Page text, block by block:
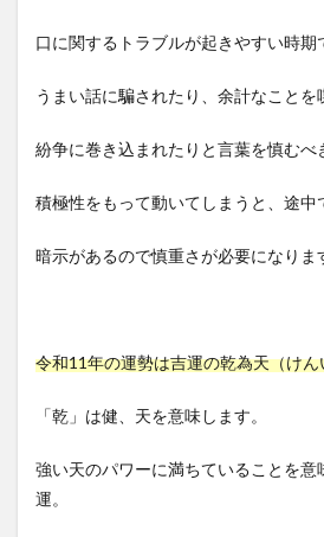
口に関するトラブルが起きやすい時期
うまい話に騙されたり、余計なことを
紛争に巻き込まれたりと言葉を慎むべ
積極性をもって動いてしまうと、途中
暗示があるので慎重さが必要になりま
令和11年の運勢は吉運の乾為天（けん
「乾」は健、天を意味します。
強い天のパワーに満ちていることを意
運。